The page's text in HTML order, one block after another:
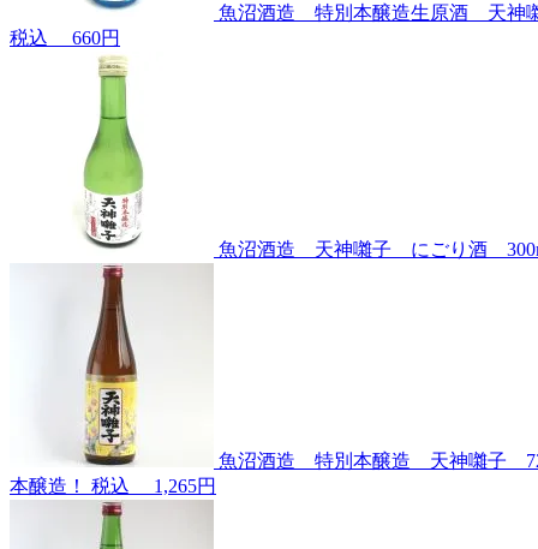
魚沼酒造 特別本醸造生原酒 天神
税込
660円
魚沼酒造 天神囃子 にごり酒
魚沼酒造 特別本醸造 天神囃子
本醸造！
税込 1,265円